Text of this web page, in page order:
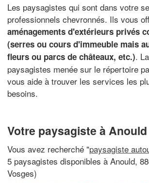
Les paysagistes qui sont dans votre
professionnels chevronnés. Ils vous
aménagements d'extérieurs privés
(serres ou cours d'immeuble mais
fleurs ou parcs de châteaux, etc.).
paysagistes menée sur le répertoire
vous aide à trouver les services les
besoins.
Votre paysagiste à Anould
Vous avez recherché "paysagiste
5 paysagistes disponibles à Anould,
Vosges)